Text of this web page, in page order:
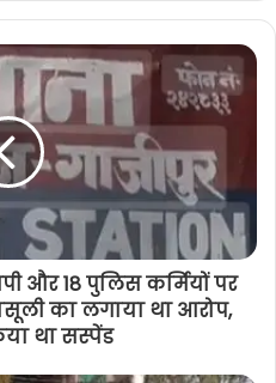
b
s
i
t
e
और 18 पुलिस कर्मियों पर
का लगाया था आरोप,
था सस्पेंड